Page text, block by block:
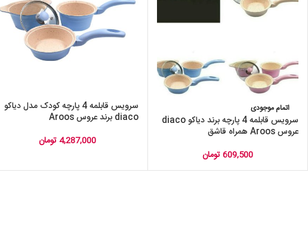
اتمام موجودی
سرویس قابلمه 4 پارچه برند دیاکو diaco
عروس Aroos همراه قاشق
609,500تومان
سرویس قابلمه 4 پارچه کودک مدل دیاکو
diaco برند عروس Aroos
4,287,000تومان